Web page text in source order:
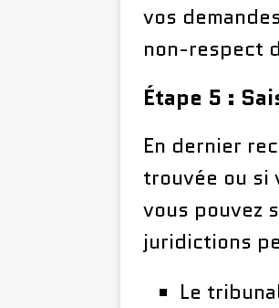
vos
non-respect
Étape 5 :
En dernier
trouvée ou si
vous pouvez
juridictions
Le